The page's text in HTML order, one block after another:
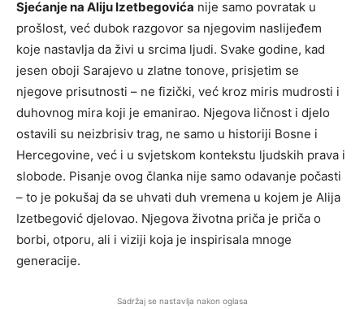
Sjećanje na Aliju Izetbegovića nije samo povratak u
prošlost, već dubok razgovor sa njegovim naslijeđem
koje nastavlja da živi u srcima ljudi. Svake godine, kad
jesen oboji Sarajevo u zlatne tonove, prisjetim se
njegove prisutnosti – ne fizički, već kroz miris mudrosti i
duhovnog mira koji je emanirao. Njegova ličnost i djelo
ostavili su neizbrisiv trag, ne samo u historiji Bosne i
Hercegovine, već i u svjetskom kontekstu ljudskih prava i
slobode. Pisanje ovog članka nije samo odavanje počasti
– to je pokušaj da se uhvati duh vremena u kojem je Alija
Izetbegović djelovao. Njegova životna priča je priča o
borbi, otporu, ali i viziji koja je inspirisala mnoge
generacije.
Sadržaj se nastavlja nakon oglasa